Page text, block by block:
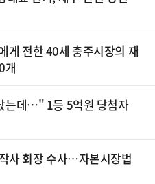
게 전한 40세 충주시장의 재
개
는데…" 1등 5억원 당첨자
사 회장 수사…자본시장법